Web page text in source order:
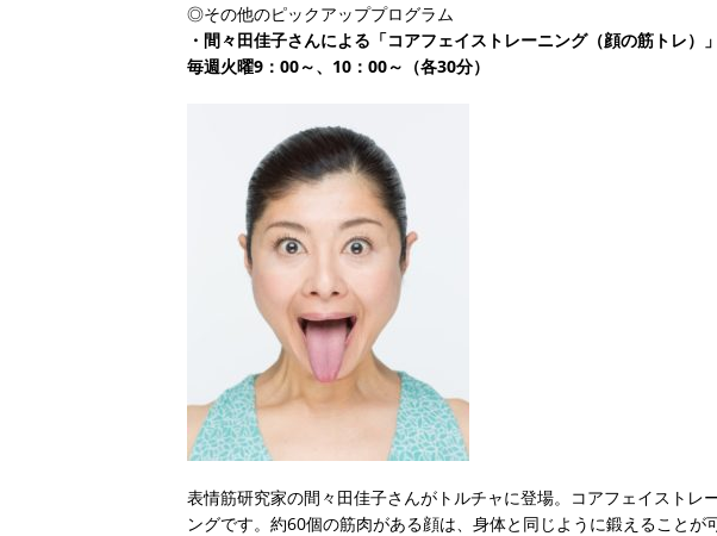
◎その他のピックアッププログラム
・間々田佳子さんによる「コアフェイストレーニング（顔の筋トレ）」
毎週火曜9：00～、10：00～（各30分）
表情筋研究家の間々田佳子さんがトルチャに登場。コアフェイストレ
ングです。約60個の筋肉がある顔は、身体と同じように鍛えること